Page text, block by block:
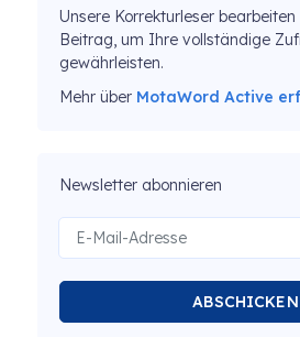
Unsere Korrekturleser
Beitrag, um Ihre vollständige
gewährleisten.
Mehr über MotaWord Active
Newsletter abonnieren
ABSCHICKEN